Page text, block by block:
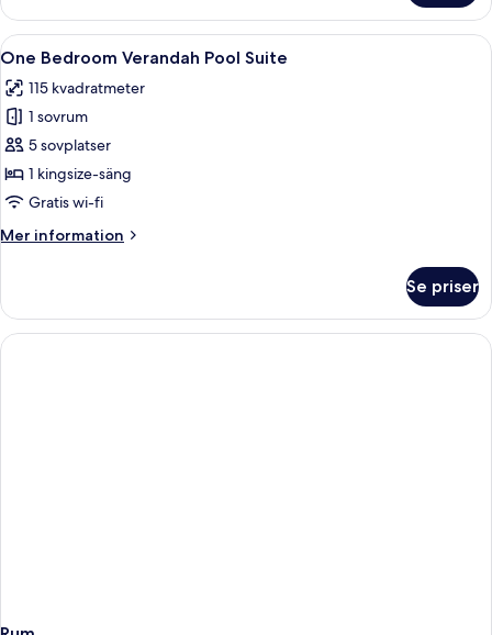
Bedroom
Residence
Suite
Öppna
alla
foton
för
One
Bedroom
Verandah
Suite
Ett hotellrum med en stor säng, ett
8
One Bedroom Verandah Pool Suite
115 kvadratmeter
1 sovrum
5 sovplatser
1 kingsize-säng
Gratis wi-fi
Mer information
Mer
Bedroom
Verandah
Pool
Se priser